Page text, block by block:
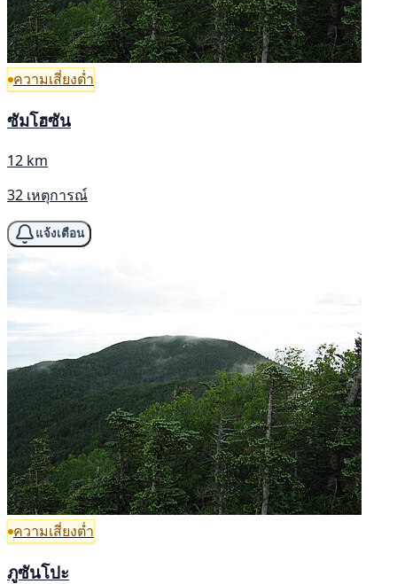
ความเสี่ยงต่ำ
ซัมโฮซัน
12 km
32 เหตุการณ์
แจ้งเตือน
ความเสี่ยงต่ำ
ภูซันโปะ